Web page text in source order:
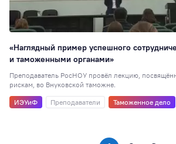
«Наглядный пример успешного
и таможенными органами»
Преподаватель РосНОУ провёл лекцию,
рискам, во Внуковской таможне.
ИЭУиФ
Преподаватели Таможенное дело